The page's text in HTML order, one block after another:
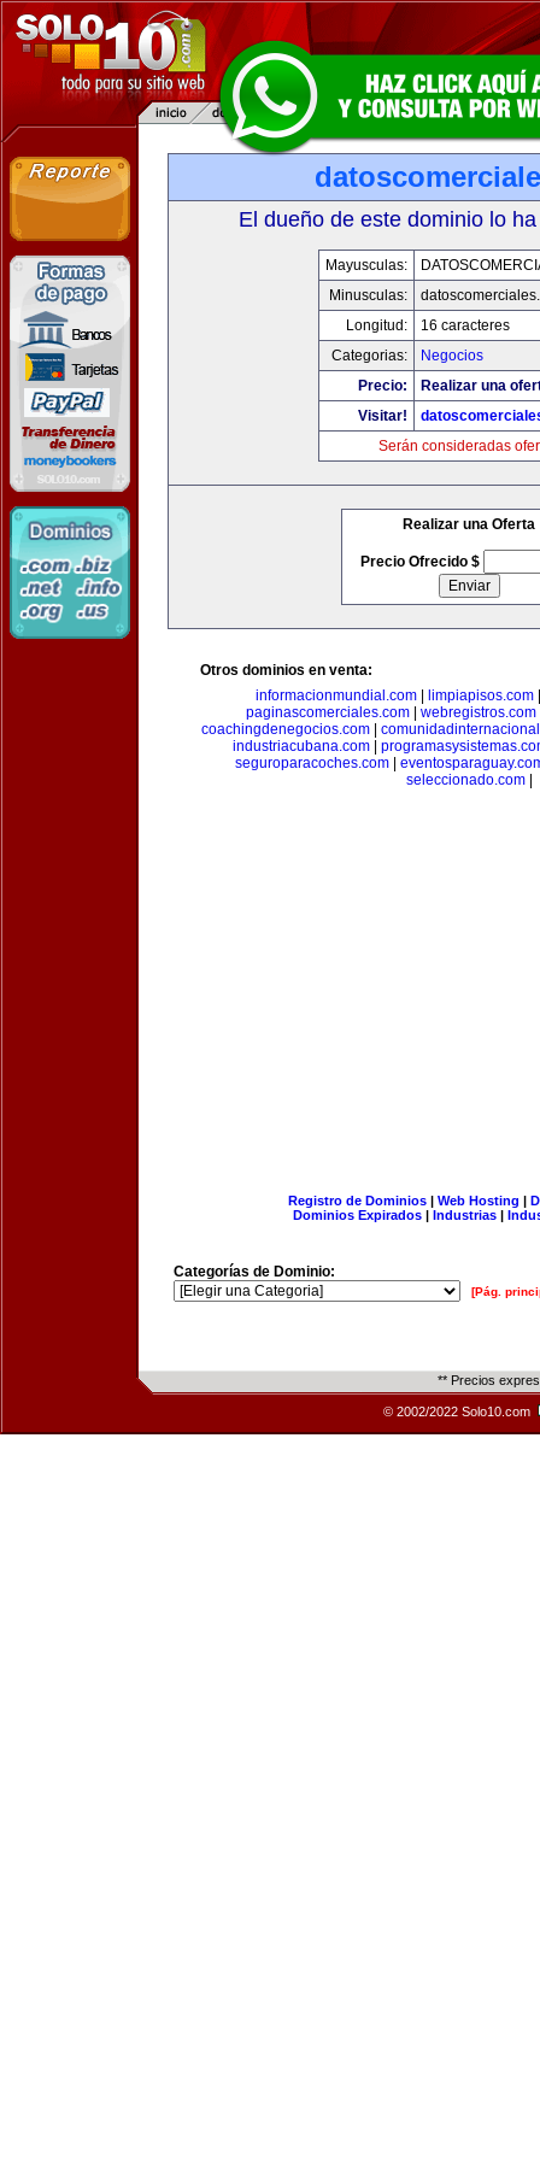
El dueño de este dominio lo
Mayusculas:
Minusculas:
Longitud:
16 caracteres
Categorias:
Negocios
Precio:
Realizar una
Visitar!
Serán consideradas
Realizar una Oferta
Precio Ofrecido $
Otros dominios en venta:
informacionmundial.com| limpiapisos.com
paginascomerciales.com| webregistros.com
coachingdenegocios.com
industriacubana.com
seguroparacoches.com|
seleccionado.com|
Registro de Dominios| Web Hosting |
Dominios Expirados | Industrias |
Categorías de Dominio:
[Pág.
** Precios
© 2002/2022 Solo10.com